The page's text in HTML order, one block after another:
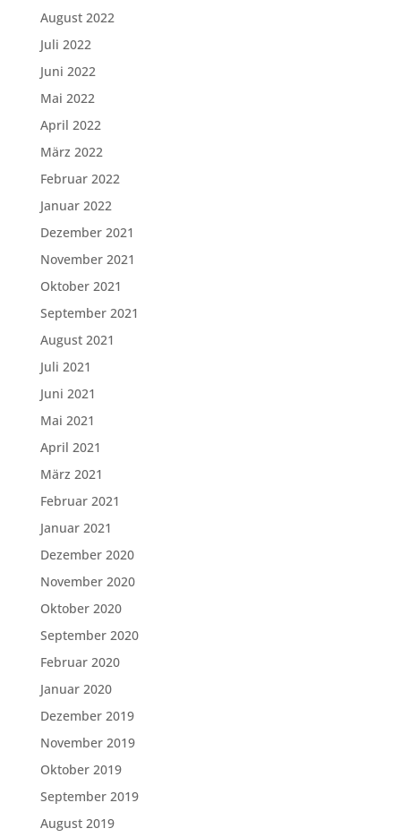
August 2022
Juli 2022
Juni 2022
Mai 2022
April 2022
März 2022
Februar 2022
Januar 2022
Dezember 2021
November 2021
Oktober 2021
September 2021
August 2021
Juli 2021
Juni 2021
Mai 2021
April 2021
März 2021
Februar 2021
Januar 2021
Dezember 2020
November 2020
Oktober 2020
September 2020
Februar 2020
Januar 2020
Dezember 2019
November 2019
Oktober 2019
September 2019
August 2019